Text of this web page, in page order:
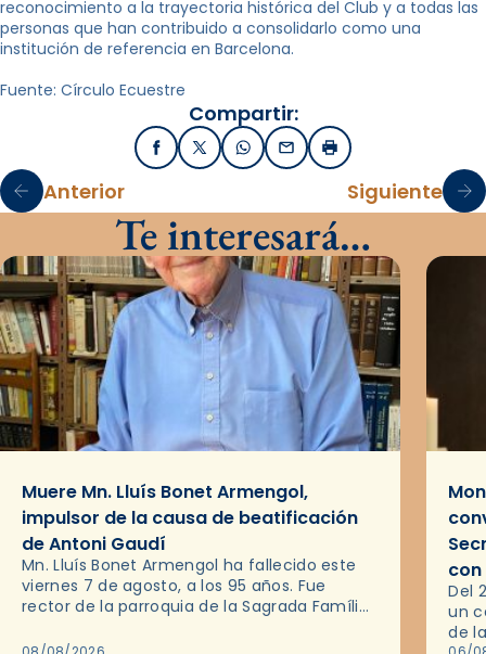
reconocimiento a la trayectoria histórica del Club y a todas las
personas que han contribuido a consolidarlo como una
institución de referencia en Barcelona.
Fuente: Círculo Ecuestre
Compartir:
FacebookX / TwitterWhatsApp
EmailImprimir
Anterior Siguiente
Te interesará…
Muere Mn. Lluís Bonet Armengol,
impulsor de la causa de beatificación
de Antoni Gaudí
Mn. Lluís Bonet Armengol ha fallecido este
viernes 7 de agosto, a los 95 años. Fue
rector de la parroquia de la Sagrada Família
Del
un
de